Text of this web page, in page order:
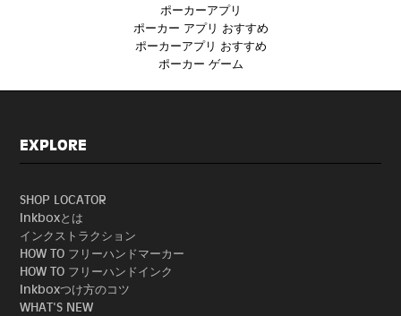
ポーカーアプリ
ポーカー アプリ おすすめ
ポーカーアプリ おすすめ
ポーカー ゲーム
EXPLORE
SHOP LOCATOR
Inkboxとは
インクストラクション
HOW TO フリーハンドマーカー
HOW TO フリーハンドインク
Inkboxつけ方のコツ
WHAT'S NEW